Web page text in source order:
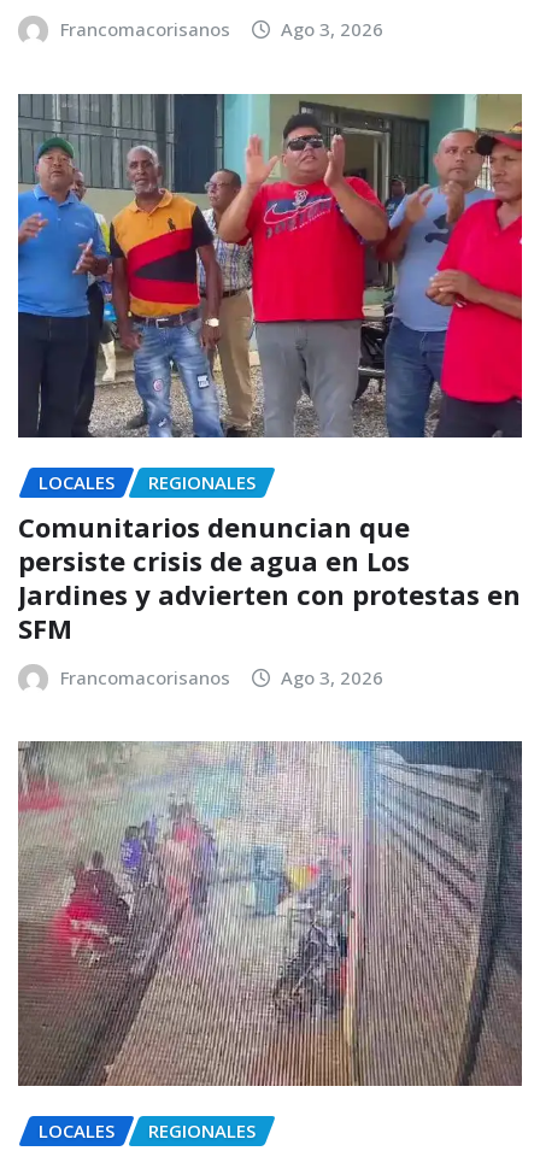
Francomacorisanos Ago 3, 2026
LOCALES REGIONALES
Comunitarios denuncian que
persiste crisis de agua en Los
Jardines y advierten con protestas en
SFM
Francomacorisanos Ago 3, 2026
LOCALES REGIONALES